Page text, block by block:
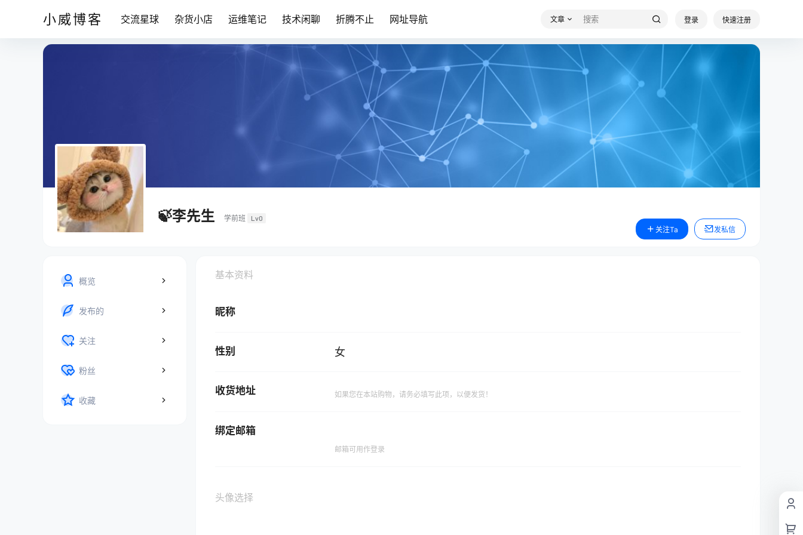
小威博客 交流星球 杂货小店 运维笔记 技术闲聊 折腾不止 网址导航 文章 登录 快速注册
🍃李先生 学前班 Lv0
关注Ta
发私信
概览
发布的
关注
粉丝
收藏
基本资料
昵称
性别 女
收货地址 如果您在本站购物，请务必填写此项，以便发货！
绑定邮箱
邮箱可用作登录
头像选择